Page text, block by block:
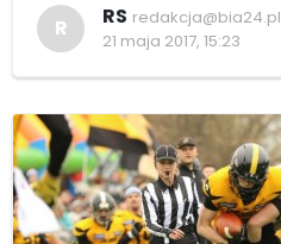
R RS redakcja@bia24.pl
21 maja 2017, 15:23